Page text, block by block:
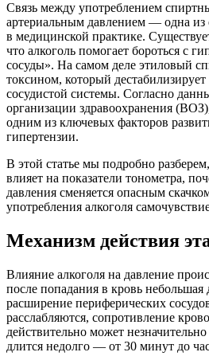
Связь между употреблением
артериальным давлением — одна
в медицинской практике.
что алкоголь помогает бороться с
сосуды». На самом деле этиловый
токсином, который дестабилизирует
сосудистой системы. Согласно
организации здравоохранения
одним из ключевых факторов
гипертензии.
В этой статье мы подробно
влияет на показатели тонометра,
давления сменяется опасным
употребления алкоголя
Механизм действия
Влияние алкоголя на давление
после попадания в кровь небольшая
расширение периферических
расслабляются, сопротивление
действительно может
длится недолго — от 30 минут до